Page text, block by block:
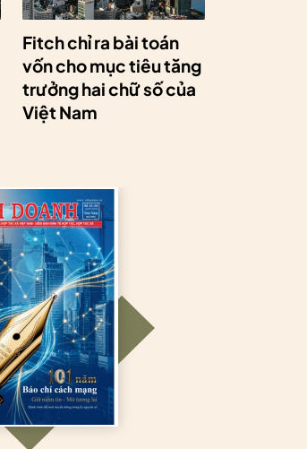
Fitch chỉ ra bài toán
vốn cho mục tiêu tăng
trưởng hai chữ số của
Việt Nam